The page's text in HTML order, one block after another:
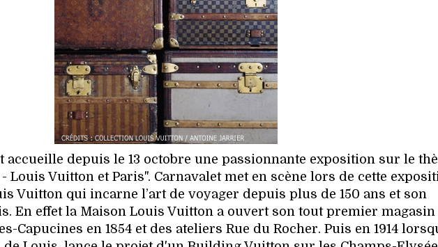
accueille depuis le 13 octobre une passionnante exposition sur le
- Louis Vuitton et Paris". Carnavalet met en scène lors de cette
Vuitton qui incarne l’art de voyager depuis plus de 150 ans et son
En effet la Maison Louis Vuitton a ouvert son tout premier magasin
Capucines en 1854 et des ateliers Rue du Rocher. Puis en 1914